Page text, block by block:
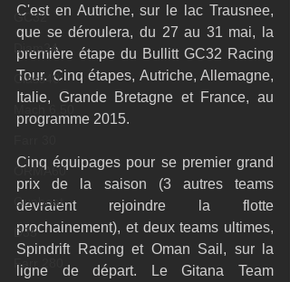
GC32
Diam24
Class40
ORMA60
Gunboat
D35
Farr 280
C'est en Autriche, sur le lac Trausnee,
que se déroulera, du 27 au 31 mai, la
première étape du Bullitt GC32 Racing
Tour. Cinq étapes, Autriche, Allemagne,
Italie, Grande Bretagne et France, au
programme 2015.
Cinq équipages pour se premier grand
prix de la saison (3 autres teams
devraient rejoindre la flotte
prochainement), et deux teams ultimes,
Spindrift Racing et Oman Sail, sur la
ligne de départ. Le Gitana Team